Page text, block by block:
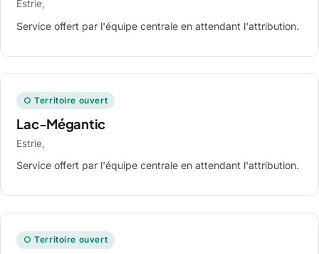
Estrie,
Service offert par l'équipe centrale en attendant l'attribution.
○ Territoire ouvert
Lac-Mégantic
Estrie,
Service offert par l'équipe centrale en attendant l'attribution.
○ Territoire ouvert